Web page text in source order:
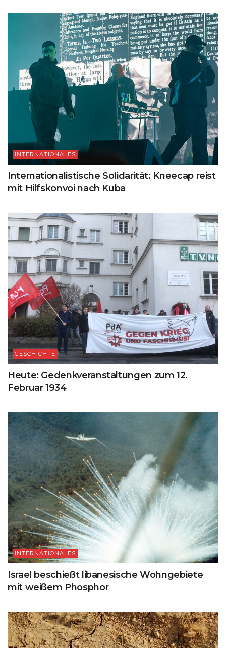
INTERNATIONALES
Internationalistische Solidarität: Kneecap reist
mit Hilfskonvoi nach Kuba
GESCHICHTE
Heute: Gedenkveranstaltungen zum 12.
Februar 1934
INTERNATIONALES
Israel beschießt libanesische Wohngebiete
mit weißem Phosphor